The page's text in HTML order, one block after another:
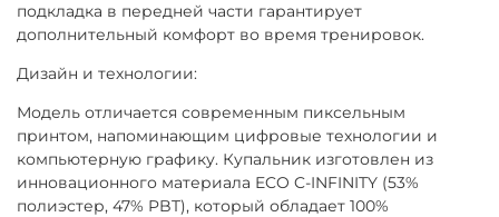
подкладка в передней части гарантирует
дополнительный комфорт во время тренировок.
Дизайн и технологии:
Модель отличается современным пиксельным
принтом, напоминающим цифровые технологии и
компьютерную графику. Купальник изготовлен из
инновационного материала ECO C-INFINITY (53%
полиэстер, 47% PBT), который обладает 100%